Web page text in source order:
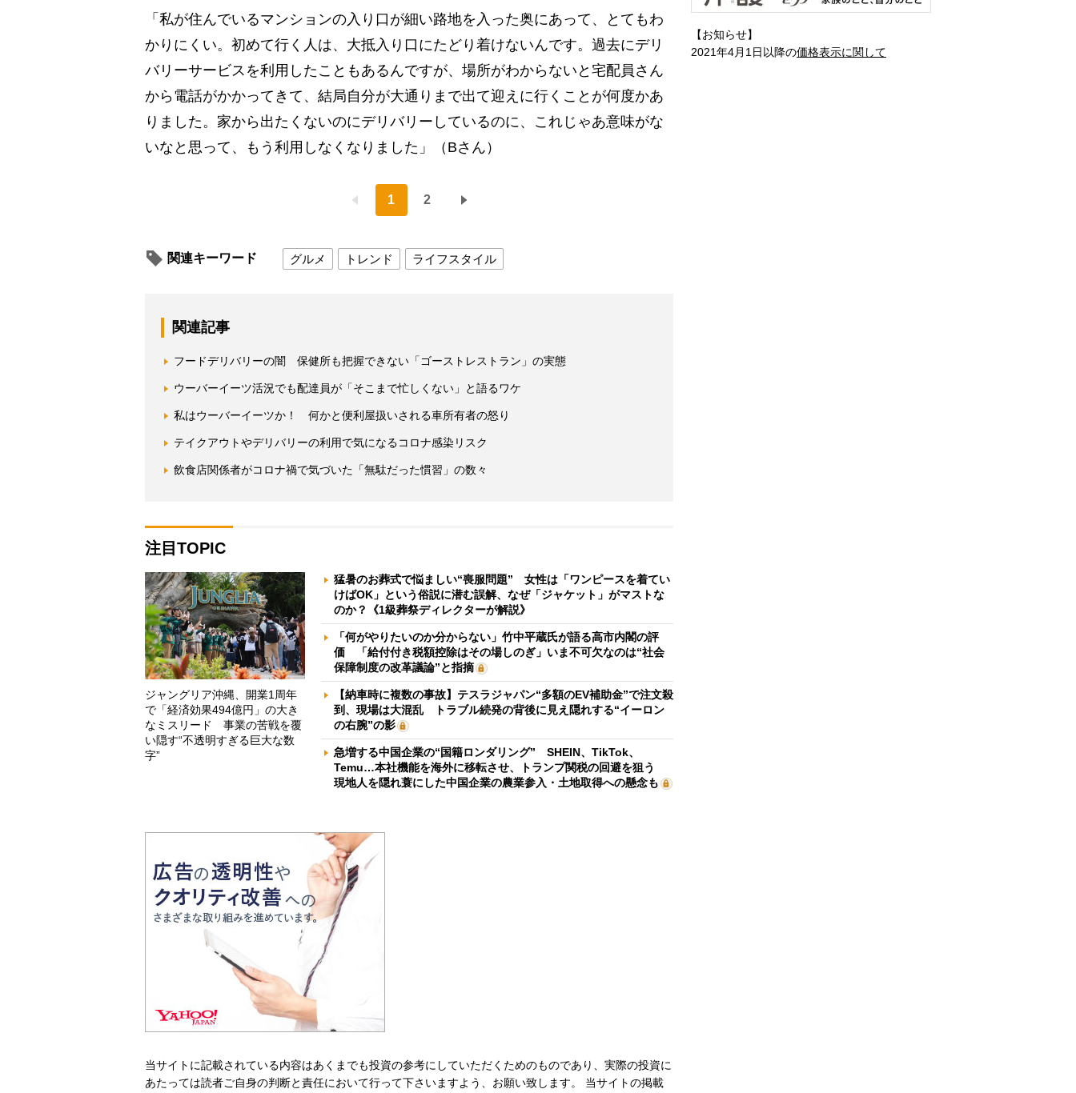
「私が住んでいるマンションの入り口が細い路地を入った奥にあって、とてもわ
かりにくい。初めて行く人は、大抵入り口にたどり着けないんです。過去にデリ
バリーサービスを利用したこともあるんですが、場所がわからないと宅配員さん
から電話がかかってきて、結局自分が大通りまで出て迎えに行くことが何度かあ
りました。家から出たくないのにデリバリーしているのに、これじゃあ意味がな
いなと思って、もう利用しなくなりました」（Bさん）
1 2
関連キーワード グルメ トレンド ライフスタイル
関連記事
フードデリバリーの闇 保健所も把握できない「ゴーストレストラン」の実態
ウーバーイーツ活況でも配達員が「そこまで忙しくない」と語るワケ
私はウーバーイーツか！ 何かと便利屋扱いされる車所有者の怒り
テイクアウトやデリバリーの利用で気になるコロナ感染リスク
飲食店関係者がコロナ禍で気づいた「無駄だった慣習」の数々
注目TOPIC
ジャングリア沖縄、開業1周年
で「経済効果494億円」の大き
なミスリード 事業の苦戦を覆
い隠す“不透明すぎる巨大な数
字”
猛暑のお葬式で悩ましい“喪服問題” 女性は「ワンピースを着てい
けばOK」という俗説に潜む誤解、なぜ「ジャケット」がマストな
のか？《1級葬祭ディレクターが解説》
「何がやりたいのか分からない」竹中平蔵氏が語る高市内閣の評
価 「給付付き税額控除はその場しのぎ」いま不可欠なのは“社会
保障制度の改革議論”と指摘
【納車時に複数の事故】テスラジャパン“多額のEV補助金”で注文殺
到、現場は大混乱 トラブル続発の背後に見え隠れする“イーロン
の右腕”の影
急増する中国企業の“国籍ロンダリング” SHEIN、TikTok、
Temu…本社機能を海外に移転させ、トランプ関税の回避を狙う
現地人を隠れ蓑にした中国企業の農業参入・土地取得への懸念も
当サイトに記載されている内容はあくまでも投資の参考にしていただくためのものであり、実際の投資に
あたっては読者ご自身の判断と責任において行って下さいますよう、お願い致します。 当サイトの掲載
【お知らせ】
2021年4月1日以降の価格表示に関して